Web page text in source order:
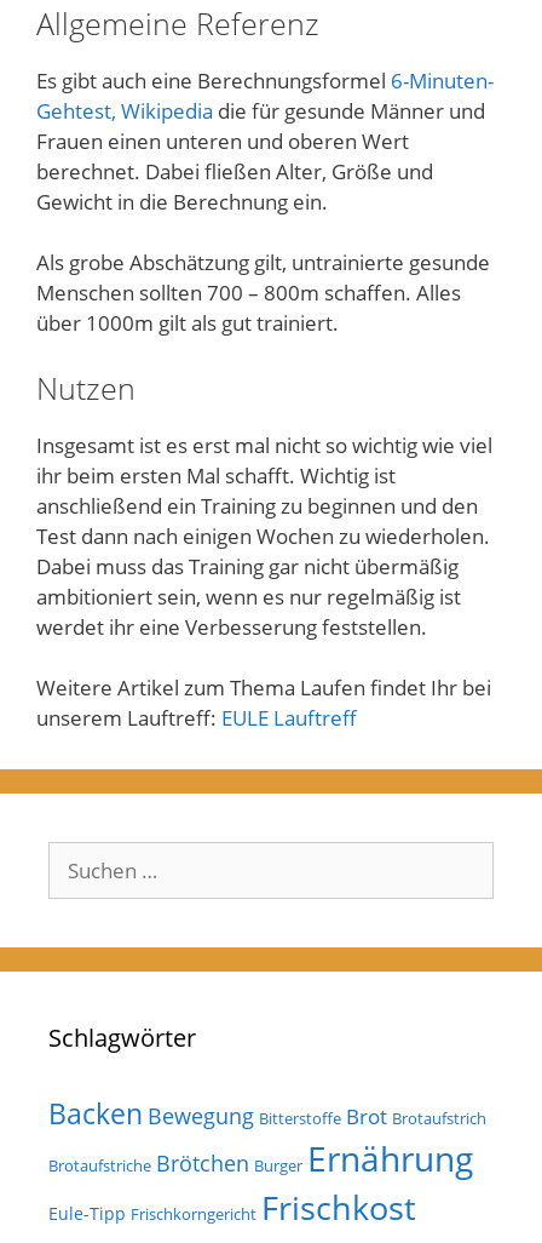
Allgemeine Referenz
Es gibt auch eine Berechnungsformel 6-Minuten-
Gehtest, Wikipedia die für gesunde Männer und
Frauen einen unteren und oberen Wert
berechnet. Dabei fließen Alter, Größe und
Gewicht in die Berechnung ein.
Als grobe Abschätzung gilt, untrainierte gesunde
Menschen sollten 700 – 800m schaffen. Alles
über 1000m gilt als gut trainiert.
Nutzen
Insgesamt ist es erst mal nicht so wichtig wie viel
ihr beim ersten Mal schafft. Wichtig ist
anschließend ein Training zu beginnen und den
Test dann nach einigen Wochen zu wiederholen.
Dabei muss das Training gar nicht übermäßig
ambitioniert sein, wenn es nur regelmäßig ist
werdet ihr eine Verbesserung feststellen.
Weitere Artikel zum Thema Laufen findet Ihr bei
unserem Lauftreff: EULE Lauftreff
Suchen
nach:
Schlagwörter
Backen Bewegung Bitterstoffe Brot Brotaufstrich
Brotaufstriche Brötchen Burger Ernährung
Eule-Tipp Frischkorngericht Frischkost